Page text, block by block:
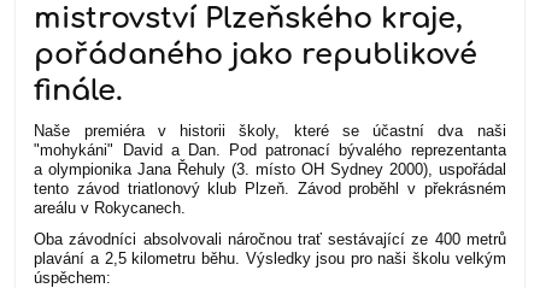
mistrovství Plzeňského kraje,
pořádaného jako republikové
finále.
Naše premiéra v historii školy, které se účastní dva naši
"mohykáni" David a Dan. Pod patronací bývalého reprezentanta
a olympionika Jana Řehuly (3. místo OH Sydney 2000), uspořádal
tento závod triatlonový klub Plzeň. Závod proběhl v překrásném
areálu v Rokycanech.
Oba závodníci absolvovali náročnou trať sestávající ze 400 metrů
plavání a 2,5 kilometru běhu. Výsledky jsou pro naši školu velkým
úspěchem: